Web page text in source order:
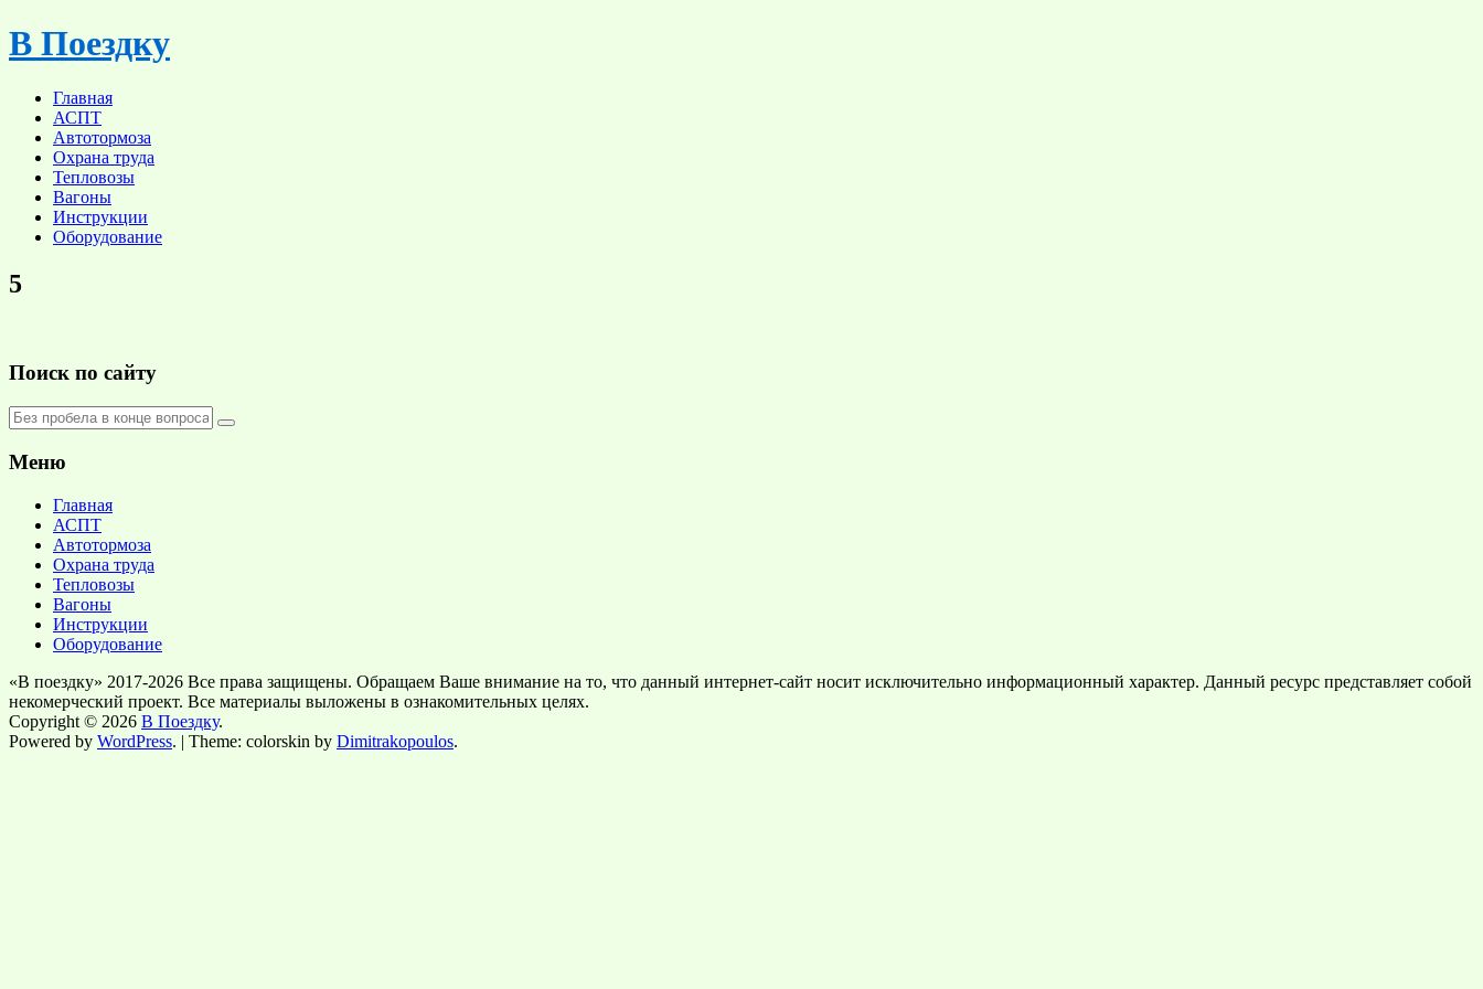
Skip
to
В Поездку
Главная
АСПТ
Автотормоза
Охрана труда
Тепловозы
Вагоны
Инструкции
Оборудование
5
Поиск по сайту
Меню
Главная
АСПТ
Автотормоза
Охрана труда
Тепловозы
Вагоны
Инструкции
Оборудование
«В поездку» 2017-2026 Все права защищены. Обращаем Ваше внимание на то, что данный интернет-сайт носит исключительно информационный характер. Данный ресурс представляет собой
некомерческий проект. Все материалы выложены в ознакомительных целях.
Copyright © 2026 В Поездку.
Powered by WordPress. | Theme: colorskin by Dimitrakopoulos.